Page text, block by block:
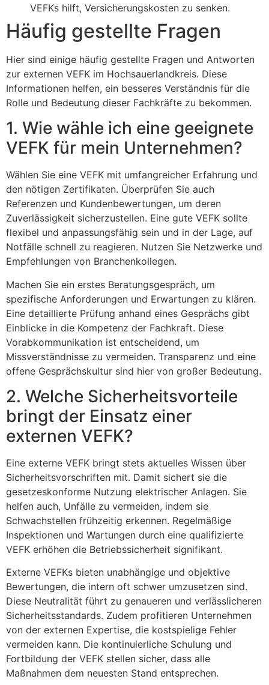
VEFKs hilft, Versicherungskosten zu senken.
Häufig gestellte Fragen
Hier sind einige häufig gestellte Fragen und Antworten
zur externen VEFK im Hochsauerlandkreis. Diese
Informationen helfen, ein besseres Verständnis für die
Rolle und Bedeutung dieser Fachkräfte zu bekommen.
1. Wie wähle ich eine geeignete
VEFK für mein Unternehmen?
Wählen Sie eine VEFK mit umfangreicher Erfahrung und
den nötigen Zertifikaten. Überprüfen Sie auch
Referenzen und Kundenbewertungen, um deren
Zuverlässigkeit sicherzustellen. Eine gute VEFK sollte
flexibel und anpassungsfähig sein und in der Lage, auf
Notfälle schnell zu reagieren. Nutzen Sie Netzwerke und
Empfehlungen von Branchenkollegen.
Machen Sie ein erstes Beratungsgespräch, um
spezifische Anforderungen und Erwartungen zu klären.
Eine detaillierte Prüfung anhand eines Gesprächs gibt
Einblicke in die Kompetenz der Fachkraft. Diese
Vorabkommunikation ist entscheidend, um
Missverständnisse zu vermeiden. Transparenz und eine
offene Gesprächskultur sind hier von großer Bedeutung.
2. Welche Sicherheitsvorteile
bringt der Einsatz einer
externen VEFK?
Eine externe VEFK bringt stets aktuelles Wissen über
Sicherheitsvorschriften mit. Damit sichert sie die
gesetzeskonforme Nutzung elektrischer Anlagen. Sie
helfen auch, Unfälle zu vermeiden, indem sie
Schwachstellen frühzeitig erkennen. Regelmäßige
Inspektionen und Wartungen durch eine qualifizierte
VEFK erhöhen die Betriebssicherheit signifikant.
Externe VEFKs bieten unabhängige und objektive
Bewertungen, die intern oft schwer umzusetzen sind.
Diese Neutralität führt zu genaueren und verlässlicheren
Sicherheitsstandards. Zudem profitieren Unternehmen
von der externen Expertise, die kostspielige Fehler
vermeiden kann. Die kontinuierliche Schulung und
Fortbildung der VEFK stellen sicher, dass alle
Maßnahmen dem neuesten Stand entsprechen.